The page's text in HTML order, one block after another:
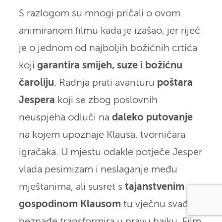
S razlogom su mnogi pričali o ovom
animiranom filmu kada je izašao, jer riječ
je o jednom od najboljih božićnih crtića
koji garantira smijeh, suze i božićnu
čaroliju. Radnja prati avanturu poštara
Jespera koji se zbog poslovnih
neuspjeha odluči na daleko putovanje
na kojem upoznaje Klausa, tvorničara
igračaka. U mjestu odakle potječe Jesper
vlada pesimizam i neslaganje među
mještanima, ali susret s tajanstvenim
gospodinom Klausom tu vječnu svađu i